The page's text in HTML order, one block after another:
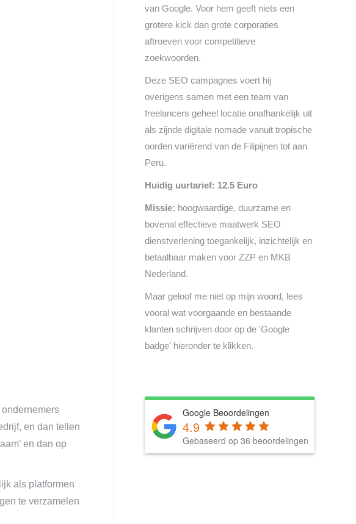
en dan tellen
en dan op
als platformen
te verzamelen
van Google. Voor hem geeft niets een
grotere kick dan grote corporaties
aftroeven voor competitieve
zoekwoorden.
Deze SEO campagnes voert hij
overigens samen met een team van
freelancers geheel locatie onafhankelijk uit
als zijnde digitale nomade vanuit tropische
oorden variërend van de Filipijnen tot aan
Peru.
Huidig uurtarief: 12.5 Euro
Missie: hoogwaardige, duurzame en
bovenal effectieve maatwerk SEO
dienstverlening toegankelijk, inzichtelijk en
betaalbaar maken voor ZZP en MKB
Nederland.
Maar geloof me niet op mijn woord, lees
vooral wat voorgaande en bestaande
klanten schrijven door op de 'Google
badge' hieronder te klikken.
Google Beoordelingen
4.9
Gebaseerd op 36 beoordelingen